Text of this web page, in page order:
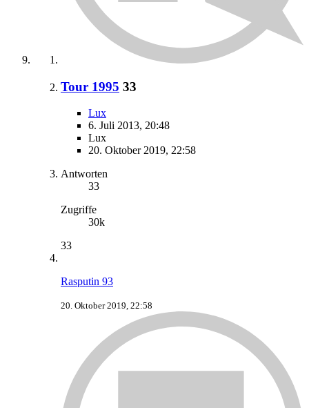
Tour 1995 33
Lux
6. Juli 2013, 20:48
Lux
20. Oktober 2019, 22:58
Antworten
33
Zugriffe
30k
33
Rasputin 93
20. Oktober 2019, 22:58